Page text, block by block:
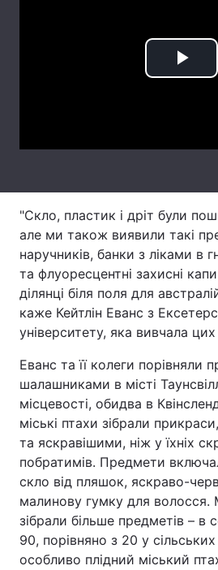
Тема оформлення
Play
"Скло, пластик і дріт були
але ми також виявили такі
наручників, банки з ліками в
та флуоресцентні захисні
ділянці біля поля для
каже Кейтлін Еванс з
університету, яка вивчала цих
Еванс та її колеги порівняли
шалашниками в місті
місцевості, обидва в
міські птахи зібрали
та яскравішими, ніж у їхніх
побратимів. Предмети
скло від пляшок, яскраво-
малинову гумку для волосся.
зібрали більше предметів – в
90, порівняно з 20 у
особливо плідний міський